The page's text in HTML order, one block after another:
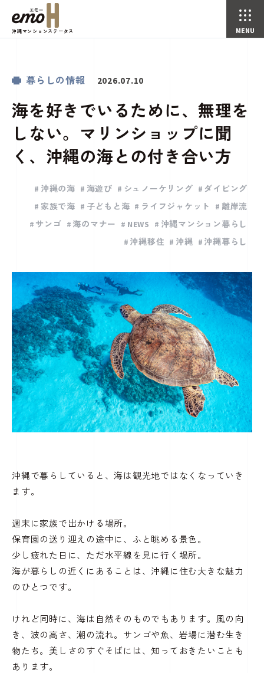
沖縄マンションステータス
トップページ
ことことじかん(コラム)
暮らしの情報
海を好きでいるために、無理をしない。マリンショップに聞く、沖縄の海との付き合い方
暮らしの情報 2026.07.10
海を好きでいるために、無理を
しない。マリンショップに聞
く、沖縄の海との付き合い方
沖縄の海 海遊び シュノーケリング
ダイビング
家族で海
子どもと海 ライフジャケット
離岸流
サンゴ
海のマナー NEWS
沖縄マンション暮らし
沖縄移住
沖縄 沖縄暮らし
沖縄で暮らしていると、海は観光地ではなくなっていき
ます。
週末に家族で出かける場所。
保育園の送り迎えの途中に、ふと眺める景色。
少し疲れた日に、ただ水平線を見に行く場所。
海が暮らしの近くにあることは、沖縄に住む大きな魅力
のひとつです。
けれど同時に、海は自然そのものでもあります。風の向
き、波の高さ、潮の流れ。サンゴや魚、岩場に潜む生き
物たち。美しさのすぐそばには、知っておきたいことも
あります。